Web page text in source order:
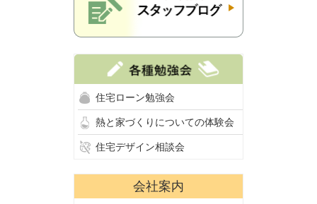
住宅ローン勉強会
熱と家づくりについての体験会
住宅デザイン相談会
会社案内